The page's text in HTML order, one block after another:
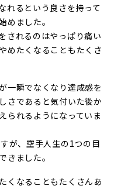
れるという良さを持って
めました。
されるのはやっぱり痛い
めたくなることもたくさ
一瞬でなくなり達成感を
さであると気付いた後か
られるようになっていま
が、空手人生の1つの目
きました。
くなることもたくさんあ